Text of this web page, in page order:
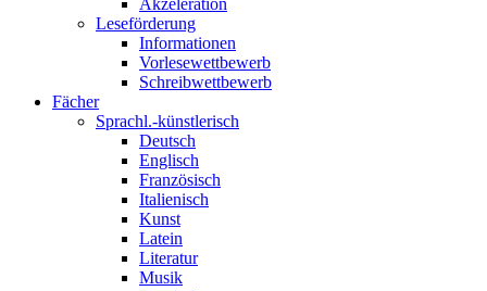
Akzeleration
Leseförderung
Informationen
Vorlesewettbewerb
Schreibwettbewerb
Fächer
Sprachl.-künstlerisch
Deutsch
Englisch
Französisch
Italienisch
Kunst
Latein
Literatur
Musik